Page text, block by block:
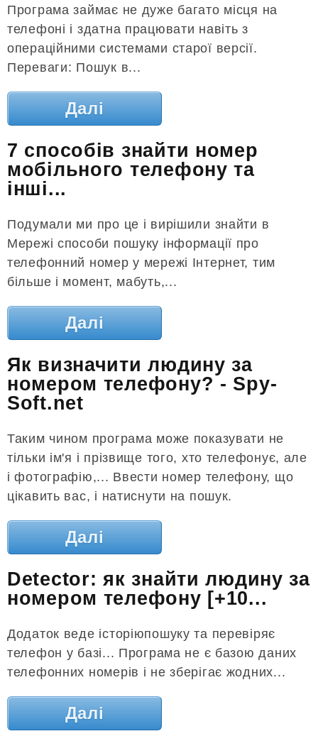
Програма займає не дуже багато місця на
телефоні і здатна працювати навіть з
операційними системами старої версії.
Переваги: ​​Пошук в...
Далі
7 способів знайти номер
мобільного телефону та
інші...
Подумали ми про це і вирішили знайти в
Мережі способи пошуку інформації про
телефонний номер у мережі Інтернет, тим
більше і момент, мабуть,...
Далі
Як визначити людину за
номером телефону? - Spy-
Soft.net
Таким чином програма може показувати не
тільки ім'я і прізвище того, хто телефонує, але
і фотографію,... Ввести номер телефону, що
цікавить вас, і натиснути на пошук.
Далі
Detector: як знайти людину за
номером телефону [+10...
Додаток веде історіюпошуку та перевіряє
телефон у базі... Програма не є базою даних
телефонних номерів і не зберігає жодних...
Далі